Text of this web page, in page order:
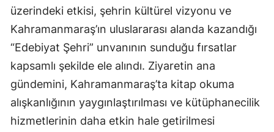
üzerindeki etkisi, şehrin kültürel vizyonu ve
Kahramanmaraş’ın uluslararası alanda kazandığı
“Edebiyat Şehri” unvanının sunduğu fırsatlar
kapsamlı şekilde ele alındı. Ziyaretin ana
gündemini, Kahramanmaraş’ta kitap okuma
alışkanlığının yaygınlaştırılması ve kütüphanecilik
hizmetlerinin daha etkin hale getirilmesi